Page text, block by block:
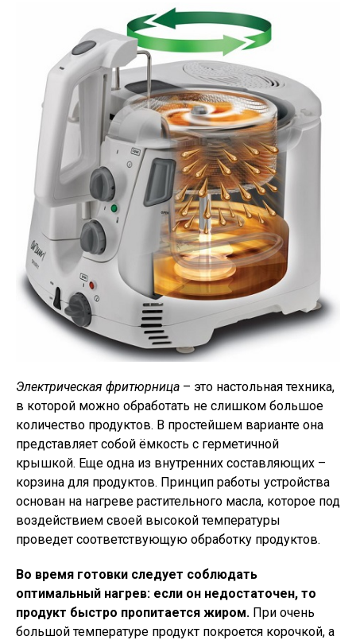
Электрическая фритюрница – это настольная техника,
в которой можно обработать не слишком большое
количество продуктов. В простейшем варианте она
представляет собой ёмкость с герметичной
крышкой. Еще одна из внутренних составляющих –
корзина для продуктов. Принцип работы устройства
основан на нагреве растительного масла, которое под
воздействием своей высокой температуры
проведет соответствующую обработку продуктов.
Во время готовки следует соблюдать
оптимальный нагрев: если он недостаточен, то
продукт быстро пропитается жиром. При очень
большой температуре продукт покроется корочкой, а